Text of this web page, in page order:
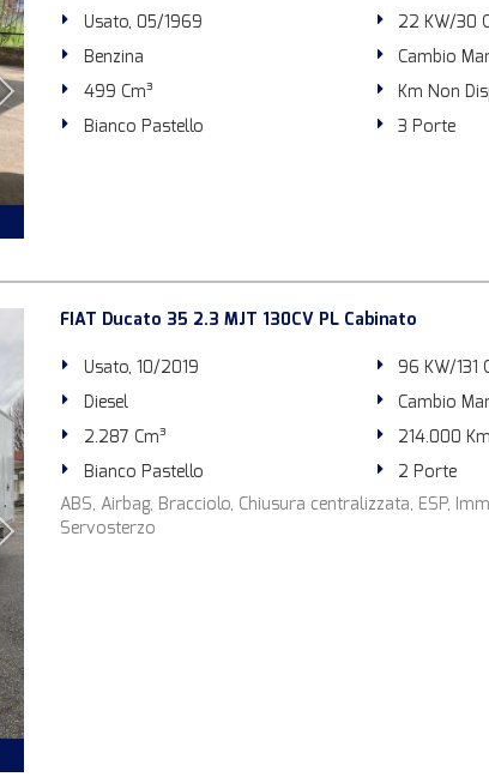
Usato, 05/1969
22 KW/30
Benzina
Cambio
499 Cm³
Km Non
Bianco Pastello
3 Porte
FIAT Ducato 35 2.3 MJT 130CV PL Cabinato
Usato, 10/2019
96 KW/131
Diesel
Cambio
2.287 Cm³
214.000 Km
Bianco Pastello
2 Porte
ABS, Airbag, Bracciolo, Chiusura centralizzata, ESP,
Servosterzo